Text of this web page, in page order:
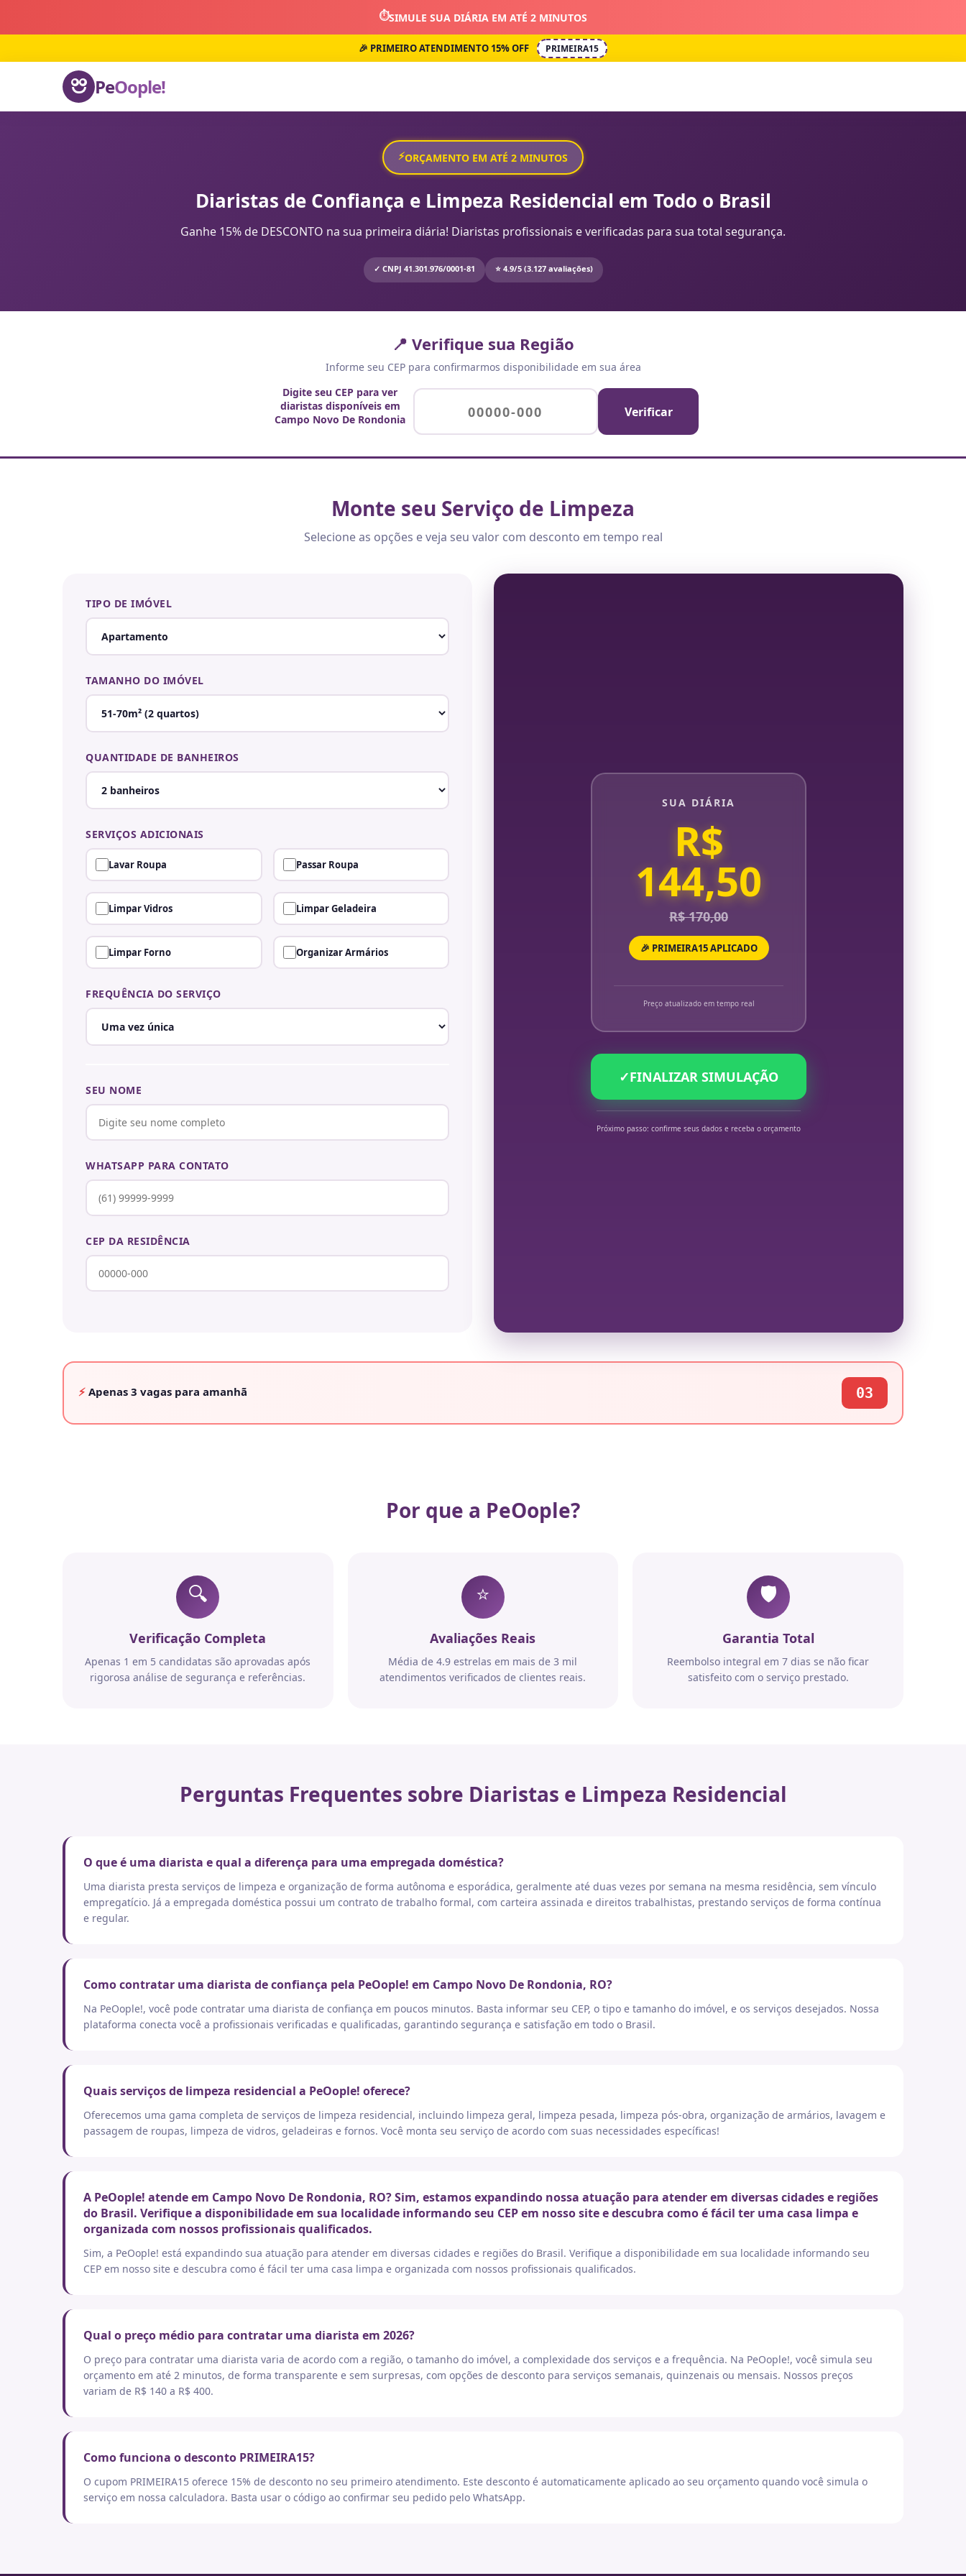
⏱️SIMULE SUA DIÁRIA EM ATÉ 2 MINUTOS
🎉 PRIMEIRO ATENDIMENTO 15% OFF PRIMEIRA15
PeOople!
⚡ORÇAMENTO EM ATÉ 2 MINUTOS
Diaristas de Confiança e Limpeza Residencial em Todo o Brasil
Ganhe 15% de DESCONTO na sua primeira diária! Diaristas profissionais e verificadas para sua total segurança.
✓ CNPJ 41.301.976/0001-81 ⭐ 4.9/5 (3.127 avaliações)
📍 Verifique sua Região
Informe seu CEP para confirmarmos disponibilidade em sua área
Digite seu CEP para ver
diaristas disponíveis em
Campo Novo De Rondonia
Verificar
Monte seu Serviço de Limpeza
Selecione as opções e veja seu valor com desconto em tempo real
TIPO DE IMÓVEL
TAMANHO DO IMÓVEL
QUANTIDADE DE BANHEIROS
SERVIÇOS ADICIONAIS
Lavar Roupa Passar Roupa
Limpar Vidros Limpar Geladeira
Limpar Forno Organizar Armários
FREQUÊNCIA DO SERVIÇO
SEU NOME
WHATSAPP PARA CONTATO
CEP DA RESIDÊNCIA
SUA DIÁRIA
R$
144,50
R$ 170,00
🎉 PRIMEIRA15 APLICADO
Preço atualizado em tempo real
✓FINALIZAR SIMULAÇÃO
Próximo passo: confirme seus dados e receba o orçamento
⚡ Apenas 3 vagas para amanhã 03
Por que a PeOople?
🔍
Verificação Completa
Apenas 1 em 5 candidatas são aprovadas após
rigorosa análise de segurança e referências.
⭐
Avaliações Reais
Média de 4.9 estrelas em mais de 3 mil
atendimentos verificados de clientes reais.
🛡️
Garantia Total
Reembolso integral em 7 dias se não ficar
satisfeito com o serviço prestado.
Perguntas Frequentes sobre Diaristas e Limpeza Residencial
O que é uma diarista e qual a diferença para uma empregada doméstica?
Uma diarista presta serviços de limpeza e organização de forma autônoma e esporádica, geralmente até duas vezes por semana na mesma residência, sem vínculo
empregatício. Já a empregada doméstica possui um contrato de trabalho formal, com carteira assinada e direitos trabalhistas, prestando serviços de forma contínua
e regular.
Como contratar uma diarista de confiança pela PeOople! em Campo Novo De Rondonia, RO?
Na PeOople!, você pode contratar uma diarista de confiança em poucos minutos. Basta informar seu CEP, o tipo e tamanho do imóvel, e os serviços desejados. Nossa
plataforma conecta você a profissionais verificadas e qualificadas, garantindo segurança e satisfação em todo o Brasil.
Quais serviços de limpeza residencial a PeOople! oferece?
Oferecemos uma gama completa de serviços de limpeza residencial, incluindo limpeza geral, limpeza pesada, limpeza pós-obra, organização de armários, lavagem e
passagem de roupas, limpeza de vidros, geladeiras e fornos. Você monta seu serviço de acordo com suas necessidades específicas!
A PeOople! atende em Campo Novo De Rondonia, RO? Sim, estamos expandindo nossa atuação para atender em diversas cidades e regiões
do Brasil. Verifique a disponibilidade em sua localidade informando seu CEP em nosso site e descubra como é fácil ter uma casa limpa e
organizada com nossos profissionais qualificados.
Sim, a PeOople! está expandindo sua atuação para atender em diversas cidades e regiões do Brasil. Verifique a disponibilidade em sua localidade informando seu
CEP em nosso site e descubra como é fácil ter uma casa limpa e organizada com nossos profissionais qualificados.
Qual o preço médio para contratar uma diarista em 2026?
O preço para contratar uma diarista varia de acordo com a região, o tamanho do imóvel, a complexidade dos serviços e a frequência. Na PeOople!, você simula seu
orçamento em até 2 minutos, de forma transparente e sem surpresas, com opções de desconto para serviços semanais, quinzenais ou mensais. Nossos preços
variam de R$ 140 a R$ 400.
Como funciona o desconto PRIMEIRA15?
O cupom PRIMEIRA15 oferece 15% de desconto no seu primeiro atendimento. Este desconto é automaticamente aplicado ao seu orçamento quando você simula o
serviço em nossa calculadora. Basta usar o código ao confirmar seu pedido pelo WhatsApp.